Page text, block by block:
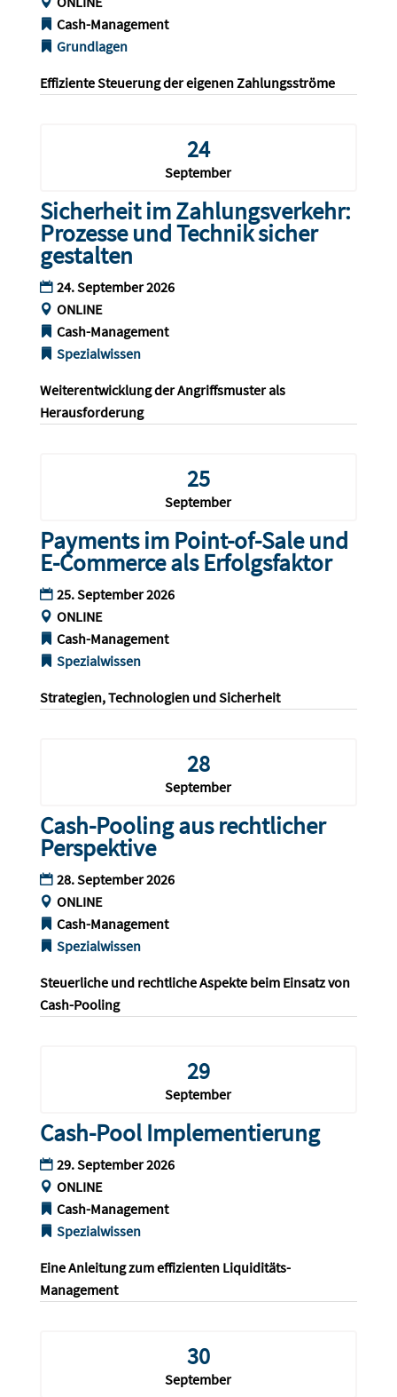
Cash-Management
Grundlagen
Effiziente Steuerung der eigenen Zahlungsströme
24
September
Sicherheit im Zahlungsverkehr:
Prozesse und Technik sicher
gestalten
24. September 2026
ONLINE
Cash-Management
Spezialwissen
Weiterentwicklung der Angriffsmuster als
Herausforderung
25
September
Payments im Point-of-Sale und
E-Commerce als Erfolgsfaktor
25. September 2026
ONLINE
Cash-Management
Spezialwissen
Strategien, Technologien und Sicherheit
28
September
Cash-Pooling aus rechtlicher
Perspektive
28. September 2026
ONLINE
Cash-Management
Spezialwissen
Steuerliche und rechtliche Aspekte beim Einsatz von
Cash-Pooling
29
September
Cash-Pool Implementierung
29. September 2026
ONLINE
Cash-Management
Spezialwissen
Eine Anleitung zum effizienten Liquiditäts-
Management
30
September